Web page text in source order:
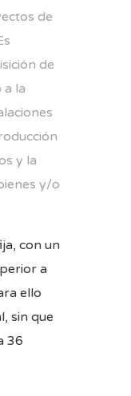
de
de
a la
y la
y/o
con un
a
ello
sin que
36